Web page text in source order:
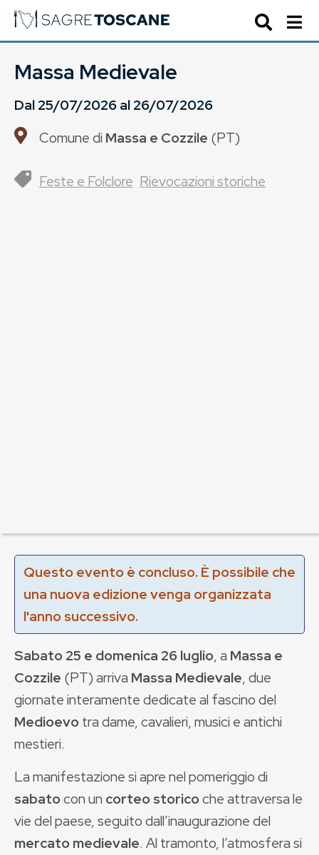
Massa Medievale
Dal25/07/2026al26/07/2026
Comune di Massa e Cozzile (PT)
Feste e Folclore Rievocazioni storiche
Questo evento è concluso. È possibile che
una nuova edizione venga organizzata
l'anno successivo.
Sabato 25 e domenica 26 luglio, a Massa e
Cozzile (PT) arriva Massa Medievale, due
giornate interamente dedicate al fascino del
Medioevotra dame, cavalieri, musici e antichi
mestieri.
La manifestazione si apre nel pomeriggio di
sabatocon un corteo storicoche attraversa le
vie del paese, seguito dall’inaugurazione del
mercato medievale. Al tramonto, l’atmosfera si